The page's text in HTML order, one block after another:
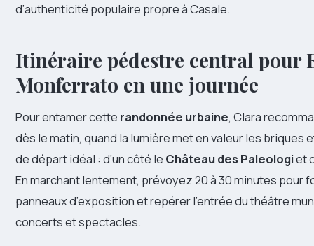
d’authenticité populaire propre à Casale.
Itinéraire pédestre central pour
Monferrato en une journée
Pour entamer cette randonnée urbaine, Clara
dès le matin, quand la lumière met en valeur les briques
de départ idéal : d’un côté le Château des Paleologiet
En marchant lentement, prévoyez 20 à 30 minutes pour
panneaux d’exposition et repérer l’entrée du théâtre
concerts et spectacles.